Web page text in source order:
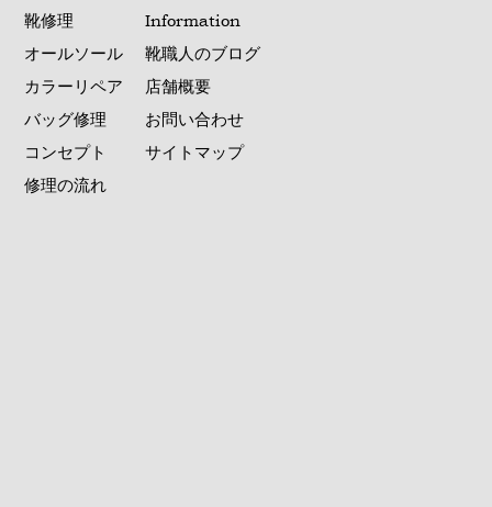
靴修理
オールソール
カラーリペア
バッグ修理
コンセプト
修理の流れ
Information
靴職人のブログ
店舗概要
お問い合わせ
サイトマップ